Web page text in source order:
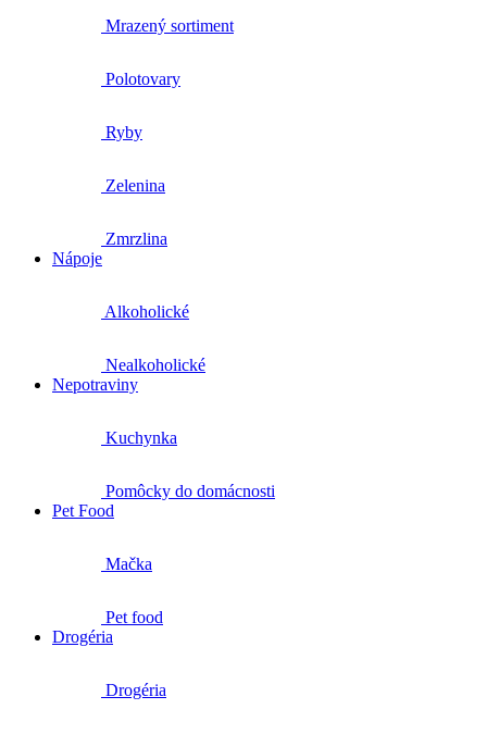
Mrazený sortiment
Polotovary
Ryby
Zelenina
Zmrzlina
Nápoje
Alkoholické
Nealkoholické
Nepotraviny
Kuchynka
Pomôcky do domácnosti
Pet Food
Mačka
Pet food
Drogéria
Drogéria